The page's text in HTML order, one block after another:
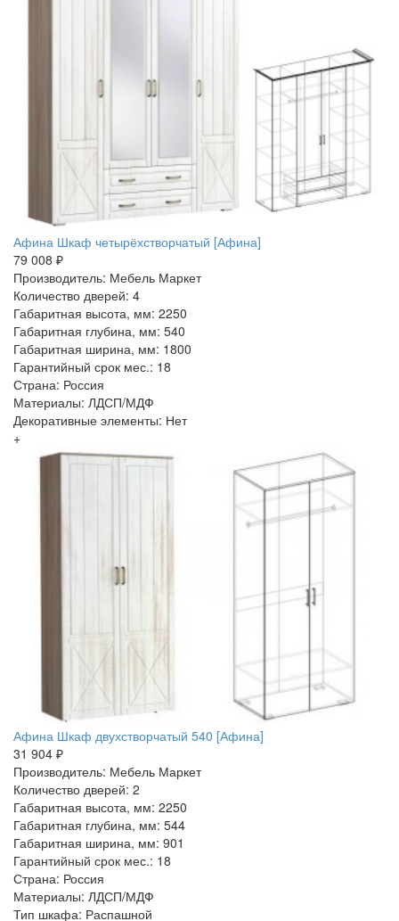
Афина Шкаф четырёхстворчатый [Афина]
79 008 ₽
Производитель: Мебель Маркет
Количество дверей: 4
Габаритная высота, мм: 2250
Габаритная глубина, мм: 540
Габаритная ширина, мм: 1800
Гарантийный срок мес.: 18
Страна: Россия
Материалы: ЛДСП/МДФ
Декоративные элементы: Нет
+
Афина Шкаф двухстворчатый 540 [Афина]
31 904 ₽
Производитель: Мебель Маркет
Количество дверей: 2
Габаритная высота, мм: 2250
Габаритная глубина, мм: 544
Габаритная ширина, мм: 901
Гарантийный срок мес.: 18
Страна: Россия
Материалы: ЛДСП/МДФ
Тип шкафа: Распашной